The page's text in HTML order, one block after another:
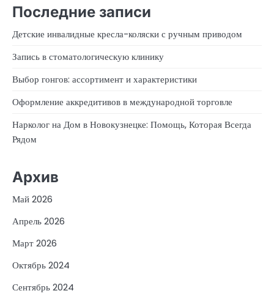
Последние записи
Детские инвалидные кресла-коляски с ручным приводом
Запись в стоматологическую клинику
Выбор гонгов: ассортимент и характеристики
Оформление аккредитивов в международной торговле
Нарколог на Дом в Новокузнецке: Помощь, Которая Всегда
Рядом
Архив
Май 2026
Апрель 2026
Март 2026
Октябрь 2024
Сентябрь 2024